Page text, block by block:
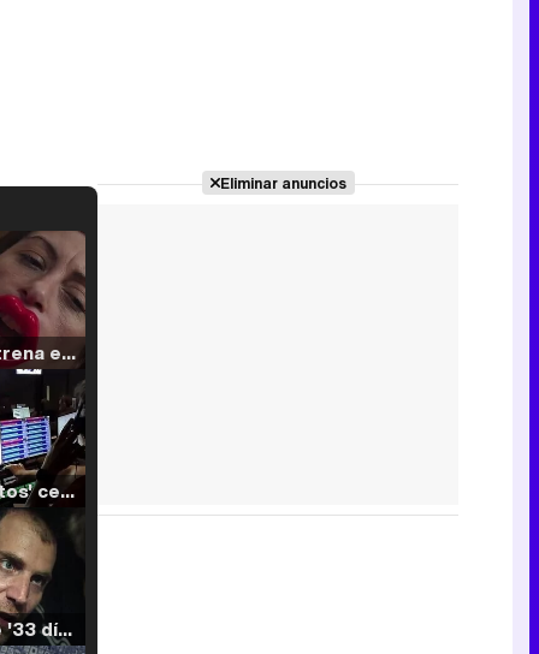
Filmin estrena el tráiler de 'Millennial Mal', su nueva comedia universitaria de la mano de Lorena Iglesias
'120 Minutos' celebra sus 2.000 programas en Telemadrid con un vídeo del día a día en la redacción
Tráiler de '33 días', la nueva serie de Atresplayer con Julián Villagrán y José Manuel Poga
Eliminar anuncios